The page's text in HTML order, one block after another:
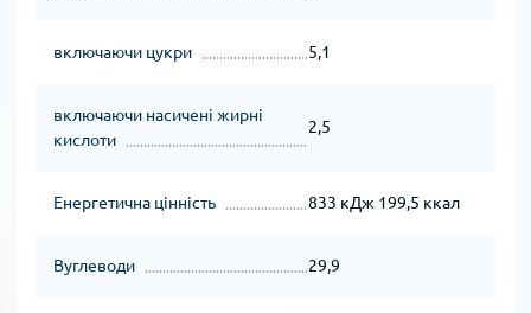
включаючи цукри 5,1
включаючи насичені жирні
кислоти
2,5
Енергетична цінність 833 кДж 199,5 ккал
Вуглеводи 29,9